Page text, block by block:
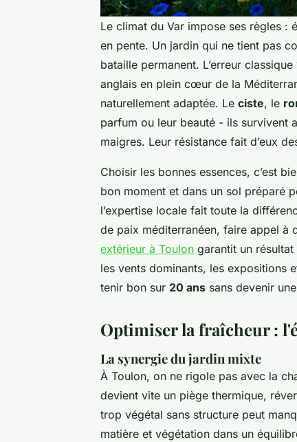
Le climat du Var impose ses règles :
en pente. Un jardin qui ne tient pas
bataille permanent. L’erreur
anglais en plein cœur de la
naturellement adaptée. Le ciste, le
parfum ou leur beauté - ils survivent
maigres. Leur résistance fait d’eux
Choisir les bonnes essences, c’est
bon moment et dans un sol préparé
l’expertise locale fait toute la
de paix méditerranéen, faire appel à
extérieur à Toulon garantit un
les vents dominants, les expositions
tenir bon sur 20 ans sans devenir
Optimiser la fraîcheur :
La synergie du jardin mixte
À Toulon, on ne rigole pas avec la
devient vite un piège thermique,
trop végétal sans structure peut
matière et végétation dans un